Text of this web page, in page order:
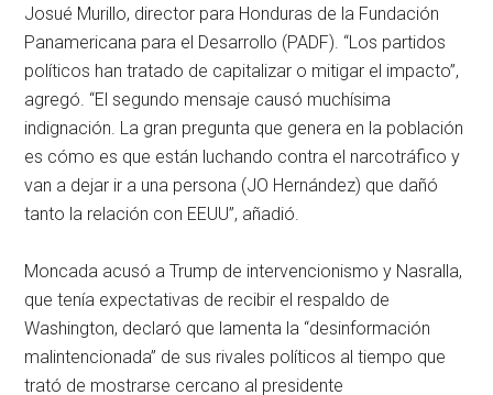
Josué Murillo, director para Honduras de la Fundación
Panamericana para el Desarrollo (PADF). “Los partidos
políticos han tratado de capitalizar o mitigar el impacto”,
agregó. “El segundo mensaje causó muchísima
indignación. La gran pregunta que genera en la población
es cómo es que están luchando contra el narcotráfico y
van a dejar ir a una persona (JO Hernández) que dañó
tanto la relación con EEUU”, añadió.
Moncada acusó a Trump de intervencionismo y Nasralla,
que tenía expectativas de recibir el respaldo de
Washington, declaró que lamenta la “desinformación
malintencionada” de sus rivales políticos al tiempo que
trató de mostrarse cercano al presidente